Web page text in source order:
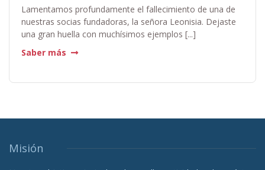
Lamentamos profundamente el fallecimiento de una de
nuestras socias fundadoras, la señora Leonisia. Dejaste
una gran huella con muchísimos ejemplos [...]
Saber más
Misión